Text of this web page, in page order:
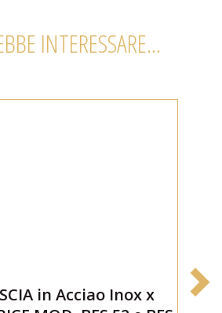
INTERESSARE...
in Acciao Inox x